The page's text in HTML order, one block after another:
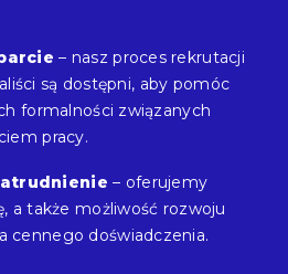
– nasz proces rekrutacji
są dostępni, aby pomóc
formalności związanych
pracy.
– oferujemy
a także możliwość rozwoju
cennego doświadczenia.